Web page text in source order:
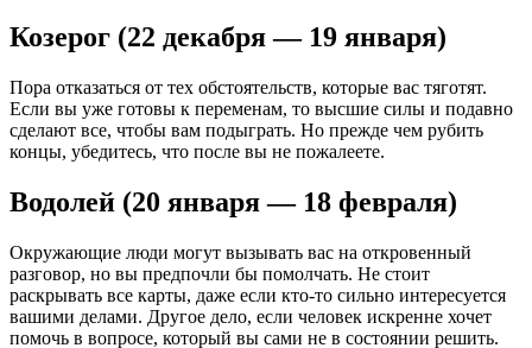
Козерог (22 декабря — 19 января)
Пора отказаться от тех обстоятельств, которые вас тяготят.
Если вы уже готовы к переменам, то высшие силы и подавно
сделают все, чтобы вам подыграть. Но прежде чем рубить
концы, убедитесь, что после вы не пожалеете.
Водолей (20 января — 18 февраля)
Окружающие люди могут вызывать вас на откровенный
разговор, но вы предпочли бы помолчать. Не стоит
раскрывать все карты, даже если кто-то сильно интересуется
вашими делами. Другое дело, если человек искренне хочет
помочь в вопросе, который вы сами не в состоянии решить.